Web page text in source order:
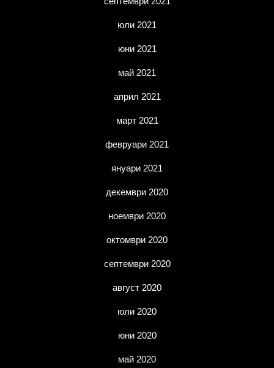
юли 2021
юни 2021
май 2021
април 2021
март 2021
февруари 2021
януари 2021
декември 2020
ноември 2020
октомври 2020
септември 2020
август 2020
юли 2020
юни 2020
май 2020